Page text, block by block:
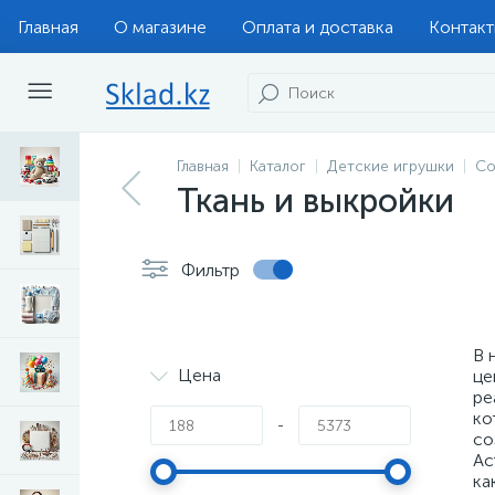
Главная О магазине Оплата и доставка
Главная Каталог Детские игрушки
Ткань и выкройки
Фильтр
Цена
-
В